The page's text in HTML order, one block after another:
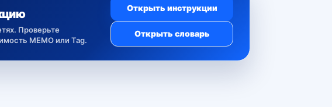
Проверьте
MEMO или Tag.
Открыть инструкции
Открыть словарь